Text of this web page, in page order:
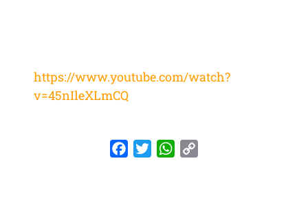
https://www.youtube.com/watch?
v=45nIleXLmCQ
FacebookTwitterWhatsApp